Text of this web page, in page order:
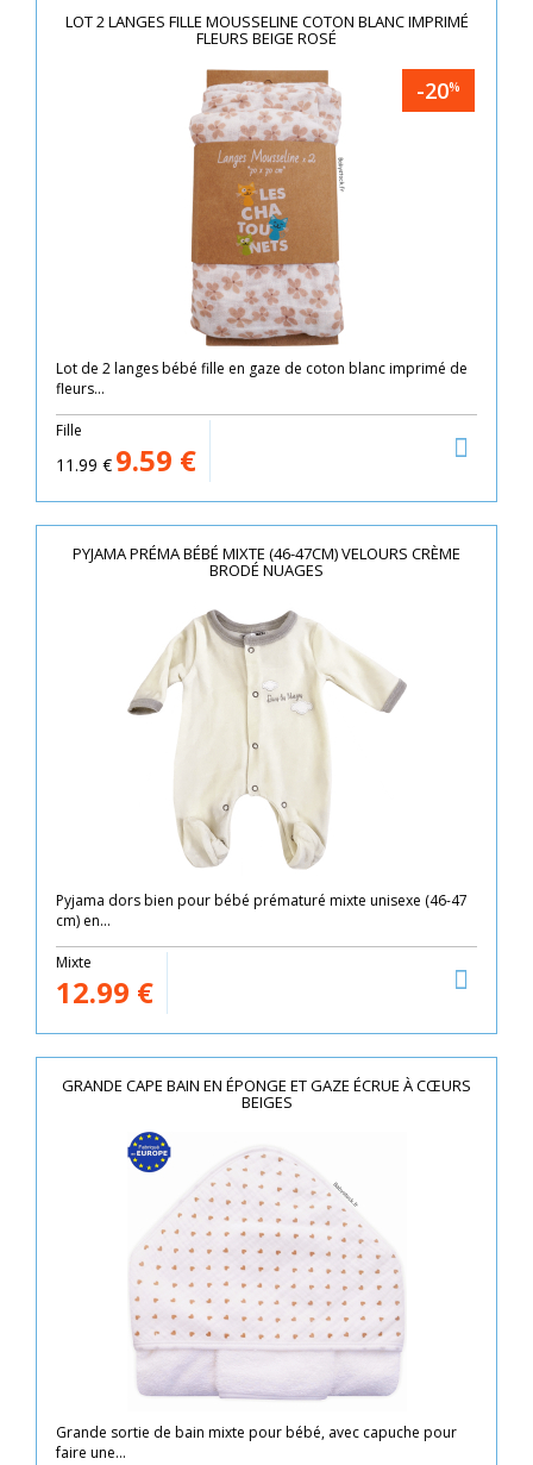
LOT 2 LANGES FILLE MOUSSELINE COTON BLANC IMPRIMÉ
FLEURS BEIGE ROSÉ
-20%
Lot de 2 langes bébé fille en gaze de coton blanc imprimé de
fleurs...
Fille
11.99 € 9.59 €
PYJAMA PRÉMA BÉBÉ MIXTE (46-47CM) VELOURS CRÈME
BRODÉ NUAGES
Pyjama dors bien pour bébé prématuré mixte unisexe (46-47
cm) en...
Mixte
12.99 €
GRANDE CAPE BAIN EN ÉPONGE ET GAZE ÉCRUE À CŒURS
BEIGES
Grande sortie de bain mixte pour bébé, avec capuche pour
faire une...